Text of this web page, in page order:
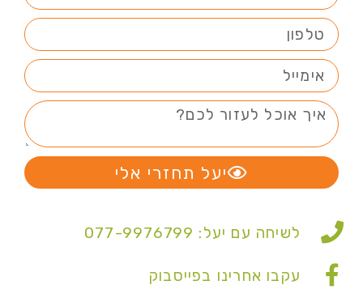
יעל תחזרי אלי
לשיחה עם יעל: 077-9976799
עקבו אחרינו בפייסבוק